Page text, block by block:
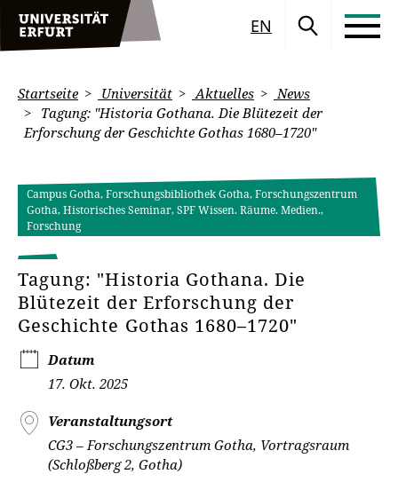
EN
Startseite Universität Aktuelles
News
Tagung: "Historia Gothana. Die Blütezeit der
Erforschung der Geschichte Gothas 1680–1720"
Campus Gotha, Forschungsbibliothek Gotha, Forschungszentrum
Gotha, Historisches Seminar, SPF Wissen. Räume. Medien.,
Forschung
Tagung: "Historia Gothana. Die
Blütezeit der Erforschung der
Geschichte Gothas 1680–1720"
Datum
17. Okt. 2025
Veranstaltungsort
CG3 – Forschungszentrum Gotha, Vortragsraum
(Schloßberg 2, Gotha)